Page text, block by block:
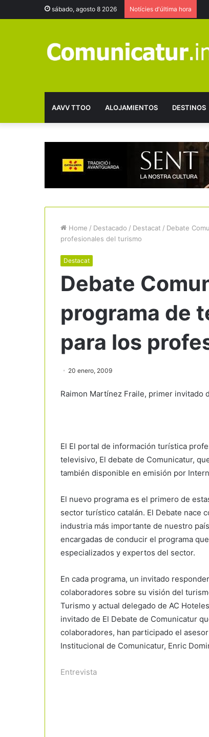
sábado, agosto 8 2026 Notícies d'última hora
AAVV TTOO ALOJAMIENTOS DESTINOS
Home / Destacado / Destacat / Debate
profesionales del turismo
Destacat
Debate
programa de
para los
20 enero, 2009
Raimon Martínez Fraile, primer invitado
El El portal de información turística
televisivo, El debate de Comunicatur,
también disponible en emisión por
El nuevo programa es el primero de
sector turístico catalán. El Debate nace
industria más importante de nuestro
encargadas de conducir el programa
especializados y expertos del sector.
En cada programa, un invitado
colaboradores sobre su visión del
Turismo y actual delegado de AC
invitado de El Debate de Comunicatur
colaboradores, han participado el
Institucional de Comunicatur, Enric
Entrevista